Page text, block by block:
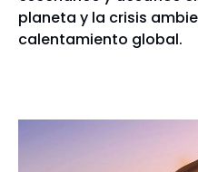
planeta y la crisis
calentamiento global.